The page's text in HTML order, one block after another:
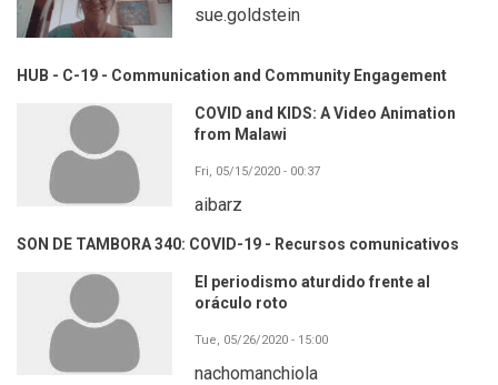
sue.goldstein
HUB - C-19 - Communication and Community Engagement
COVID and KIDS: A Video Animation
from Malawi
Fri, 05/15/2020 - 00:37
aibarz
SON DE TAMBORA 340: COVID-19 - Recursos comunicativos
El periodismo aturdido frente al
oráculo roto
Tue, 05/26/2020 - 15:00
nachomanchiola